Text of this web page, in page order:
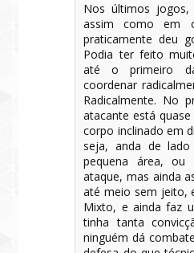
Nos últimos jogos,
assim como em
praticamente deu
Podia ter feito
até o primeiro
coordenar
Radicalmente. No
atacante está
corpo inclinado em
seja, anda de
pequena área,
ataque, mas ainda
até meio sem jeito,
Mixto, e ainda faz
tinha tanta
ninguém dá